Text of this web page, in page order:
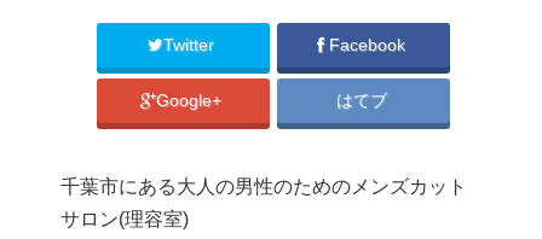
Twitter Facebook
Google+ はてブ
千葉市にある大人の男性のためのメンズカット
サロン(理容室)